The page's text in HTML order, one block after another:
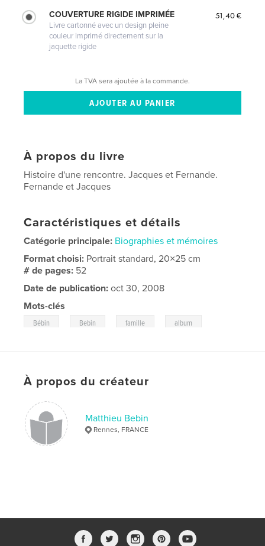
COUVERTURE RIGIDE IMPRIMÉE
Livre cartonné avec un design pleine
couleur imprimé directement sur la
jaquette rigide
51,40 €
La TVA sera ajoutée à la commande.
À propos du livre
Histoire d'une rencontre. Jacques et Fernande.
Fernande et Jacques
Caractéristiques et détails
Catégorie principale: Biographies et mémoires
Format choisi: Portrait standard, 20×25 cm
# de pages: 52
Date de publication: oct 30, 2008
Mots-clés
Bébin Bebin famille album
À propos du créateur
Matthieu Bebin
Rennes, FRANCE